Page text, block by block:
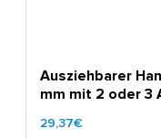
Ausziehbarer
mm mit 2 oder 3
29,37€